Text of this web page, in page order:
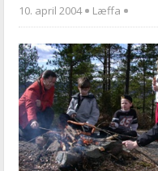
10. april 2004 Læffa